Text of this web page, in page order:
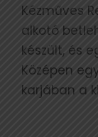
Kézműves
alkotó
készült, és
Középen
karjában a